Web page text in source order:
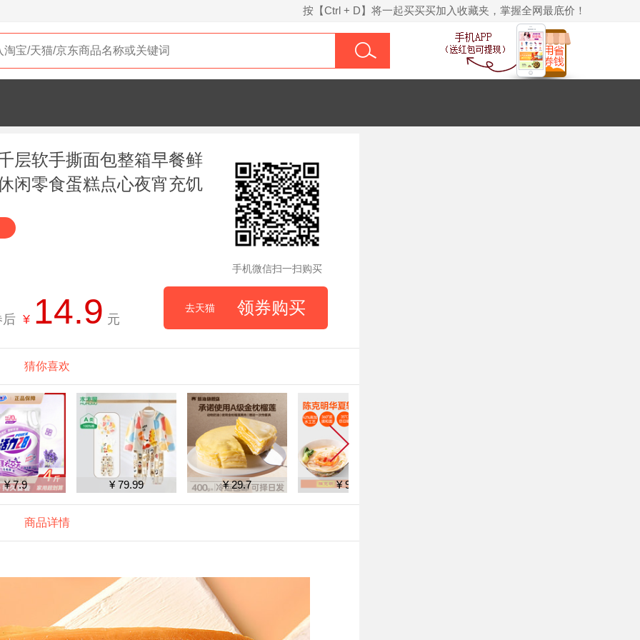
按【Ctrl + D】将一起买买买加入收藏夹，掌握全网最底价！
层软手撕面包整箱早餐鲜
闲零食蛋糕点心夜宵充饥
手机微信扫一扫购买
后 ¥ 14.9 元
去天猫 领券购买
猜你喜欢
79.99 ¥ 29.7 ¥ 9.9 ¥ 59.9
商品详情